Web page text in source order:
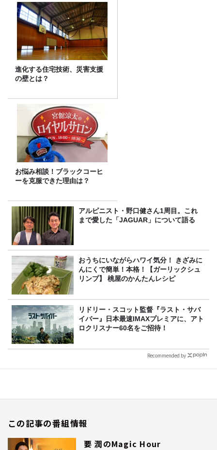
進化する住宅技術、災害支援
の壁とは？
お悩み相談！ブラックコーヒ
ーを克服できた理由は？
アルピニスト・野口健さん1周目。これ
まで愛した「JAGUAR」について語る
おうちにいながらハワイ気分！ きざみに
んにくで簡単！本格！【ガーリックシュ
リンプ】 桃屋のかんたんレシピ
リドリー・スコット監督『ラスト・サバ
イバー』日本最速IMAXプレミアに、アト
ロクリスナー60名をご招待！
Recommended by
この記事の番組情報
要 潤のMagic Hour